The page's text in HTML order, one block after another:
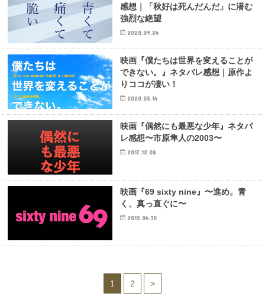
感想｜「秋好は死んだんだ」に潜む
強烈な絶望
2020.09.24
映画『僕たちは世界を変えることが
できない。』ネタバレ感想｜原作よ
りココが凄い！
2020.05.14
映画『偶然にも最悪な少年』ネタバ
レ感想〜市原隼人の2003〜
2017.12.08
映画『69 sixty nine』〜進め。青
く、真っ直ぐに〜
2015.04.30
1 2 >